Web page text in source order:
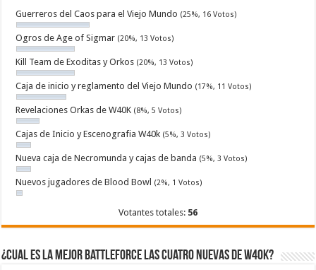
Guerreros del Caos para el Viejo Mundo (25%, 16 Votos)
Ogros de Age of Sigmar (20%, 13 Votos)
Kill Team de Exoditas y Orkos (20%, 13 Votos)
Caja de inicio y reglamento del Viejo Mundo (17%, 11 Votos)
Revelaciones Orkas de W40K (8%, 5 Votos)
Cajas de Inicio y Escenografia W40k (5%, 3 Votos)
Nueva caja de Necromunda y cajas de banda (5%, 3 Votos)
Nuevos jugadores de Blood Bowl (2%, 1 Votos)
Votantes totales: 56
¿Cual es la mejor Battleforce las cuatro nuevas de W40k?